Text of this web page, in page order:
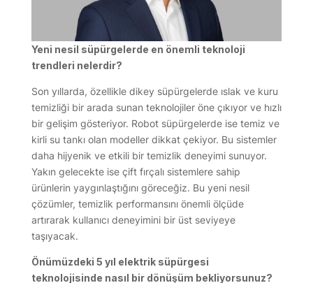
Yeni nesil süpürgelerde en önemli teknoloji
trendleri nelerdir?
Son yıllarda, özellikle dikey süpürgelerde ıslak ve kuru
temizliği bir arada sunan teknolojiler öne çıkıyor ve hızlı
bir gelişim gösteriyor. Robot süpürgelerde ise temiz ve
kirli su tankı olan modeller dikkat çekiyor. Bu sistemler
daha hijyenik ve etkili bir temizlik deneyimi sunuyor.
Yakın gelecekte ise çift fırçalı sistemlere sahip
ürünlerin yaygınlaştığını göreceğiz. Bu yeni nesil
çözümler, temizlik performansını önemli ölçüde
artırarak kullanıcı deneyimini bir üst seviyeye
taşıyacak.
Önümüzdeki 5 yıl elektrik süpürgesi
teknolojisinde nasıl bir dönüşüm bekliyorsunuz?